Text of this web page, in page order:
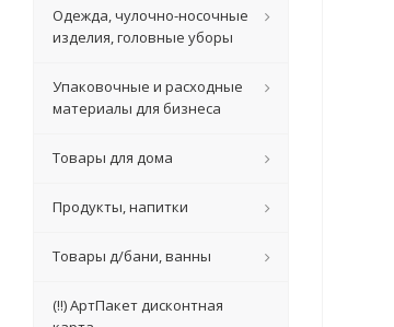
Одежда, чулочно-носочные
изделия, головные уборы
Упаковочные и расходные
материалы для бизнеса
Товары для дома
Продукты, напитки
Товары д/бани, ванны
(!!) АртПакет дисконтная